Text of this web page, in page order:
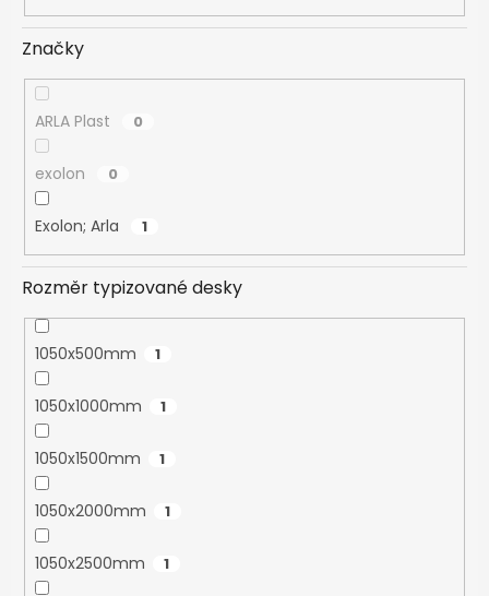
Značky
ARLA Plast 0
exolon 0
Exolon; Arla 1
Rozměr typizované desky
1050x500mm 1
1050x1000mm 1
1050x1500mm 1
1050x2000mm 1
1050x2500mm 1